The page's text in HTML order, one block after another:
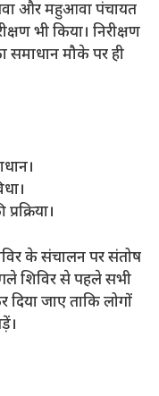
और महुआवा पंचायत
भी किया। निरीक्षण
समाधान मौके पर ही
के संचालन पर संतोष
शिविर से पहले सभी
जाए ताकि लोगों